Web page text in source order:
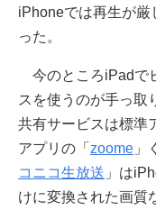
iPhoneでは再生が厳
った。
今のところiPadで
スを使うのが手っ取
共有サービスは標準
アプリの「 zoome 」
コニコ生放送 」は
けに変換された画質